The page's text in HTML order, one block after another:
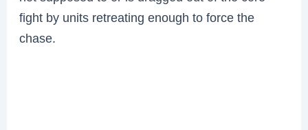
fight by units retreating enough to force the
chase.